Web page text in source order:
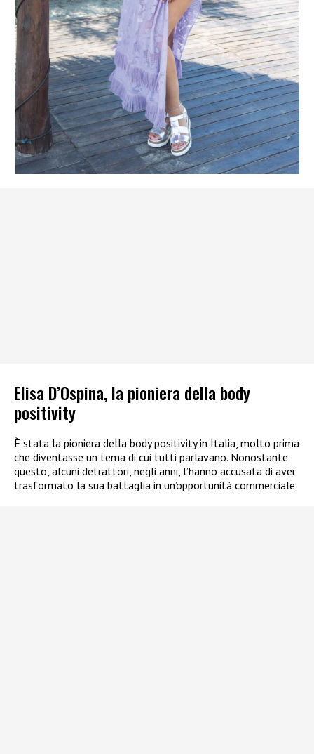
Elisa D’Ospina, la pioniera della body
positivity
È stata la pioniera della body positivity in Italia, molto prima
che diventasse un tema di cui tutti parlavano. Nonostante
questo, alcuni detrattori, negli anni, l’hanno accusata di aver
trasformato la sua battaglia in un’opportunità commerciale.